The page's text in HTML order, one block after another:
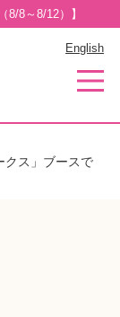
8/8～8/12）】
English
クス」ブースで